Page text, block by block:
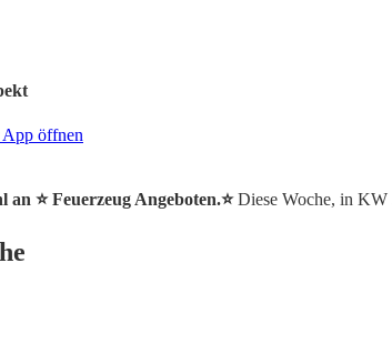
App öffnen
⭐️ Feuerzeug Angeboten.⭐️Diese Woche, in KW